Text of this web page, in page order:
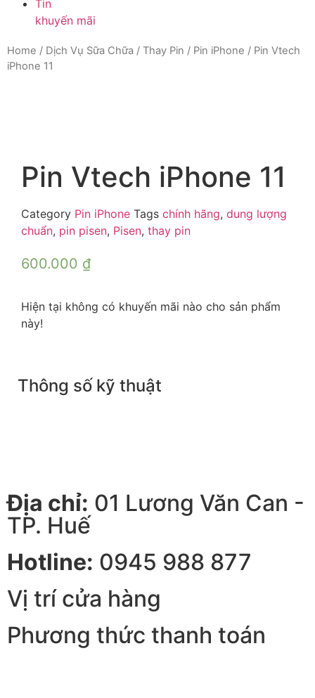
Tin
khuyến mãi
Home / Dịch Vụ Sữa Chữa / Thay Pin / Pin iPhone / Pin Vtech
iPhone 11
Pin Vtech iPhone 11
Category Pin iPhone Tags chính hãng, dung lượng
chuẩn, pin pisen, Pisen, thay pin
600.000 ₫
Hiện tại không có khuyến mãi nào cho sản phẩm
này!
Thông số kỹ thuật
Địa chỉ: 01 Lương Văn Can -
TP. Huế
Hotline: 0945 988 877
Vị trí cửa hàng
Phương thức thanh toán